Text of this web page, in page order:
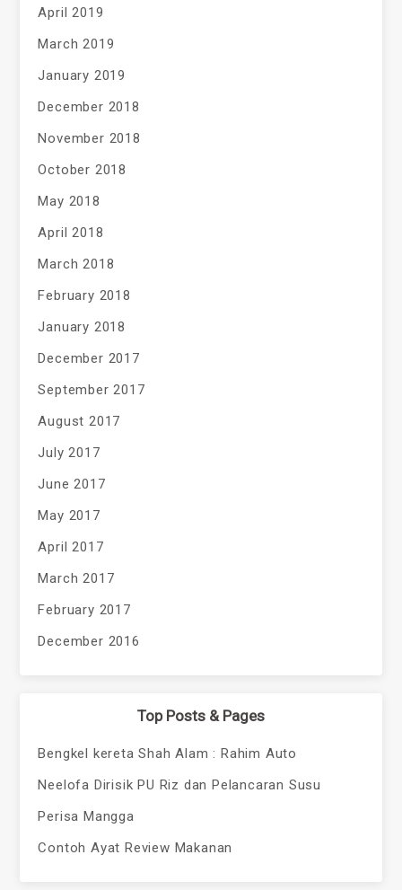
April 2019
March 2019
January 2019
December 2018
November 2018
October 2018
May 2018
April 2018
March 2018
February 2018
January 2018
December 2017
September 2017
August 2017
July 2017
June 2017
May 2017
April 2017
March 2017
February 2017
December 2016
Top Posts & Pages
Bengkel kereta Shah Alam : Rahim Auto
Neelofa Dirisik PU Riz dan Pelancaran Susu
Perisa Mangga
Contoh Ayat Review Makanan